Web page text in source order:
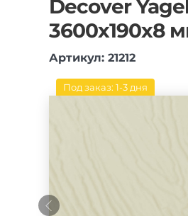
3600kh190kh8-
mm.jpg
Decover
3600х190х8
Артикул: 21212
Под заказ: 1-3 дня